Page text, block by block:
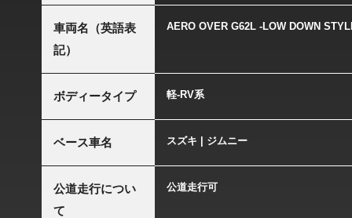
車両名（英語表
記）
AERO OVER G62L -LOW DOWN
ボディータイプ 軽-RV系
ベース車名 スズキ | ジムニー
公道走行につい
て
公道走行可